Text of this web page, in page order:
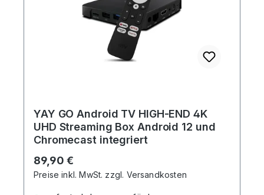
YAY GO Android TV HIGH-END 4K
UHD Streaming Box Android 12 und
Chromecast integriert
Regulärer Preis:
89,90 €
Preise inkl. MwSt. zzgl. Versandkosten